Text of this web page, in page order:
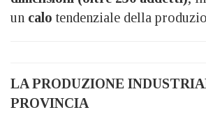
un calo tendenziale della
LA PRODUZIONE
PROVINCIA